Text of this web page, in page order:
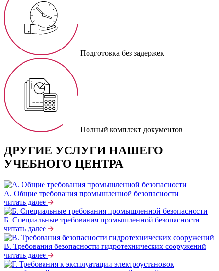
Подготовка без задержек
Полный комплект документов
ДРУГИЕ УСЛУГИ НАШЕГО
УЧЕБНОГО ЦЕНТРА
А. Общие требования промышленной безопасности
читать далее
Б. Специальные требования промышленной безопасности
читать далее
В. Требования безопасности гидротехнических сооружений
читать далее